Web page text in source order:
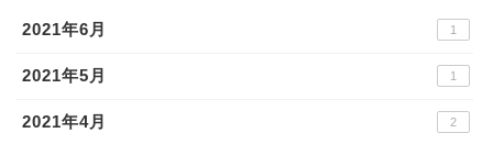
2021年6月 1
2021年5月 1
2021年4月 2